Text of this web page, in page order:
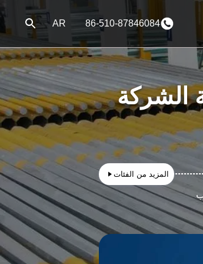
86-510-87846084
AR
الشركة
المزيد من الفئات